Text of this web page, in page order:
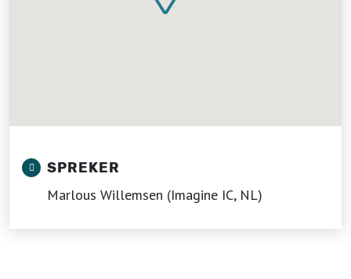
SPREKER
Marlous Willemsen (Imagine IC, NL)